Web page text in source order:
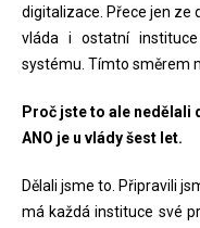
digitalizace. Přece jen ze
vláda i ostatní
systému. Tímto směrem
Proč jste to ale nedělali
ANO je u vlády šest let.
Dělali jsme to. Připravili
má každá instituce své